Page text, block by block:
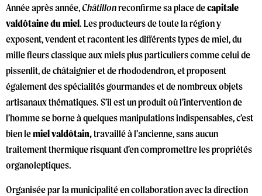
Année après année,Châtillonreconfirme sa place decapitale
valdôtaine du miel. Les producteurs de toute la région y
exposent, vendent et racontent les différents types de miel, du
mille fleurs classique aux miels plus particuliers comme celui de
pissenlit, de châtaignier et de rhododendron, et proposent
également des spécialités gourmandes et de nombreux objets
artisanaux thématiques. S’il est un produit où l’intervention de
l’homme se borne à quelques manipulations indispensables, c’est
bien lemiel valdôtain,travaillé à l’ancienne, sans aucun
traitement thermique risquant d’en compromettre les propriétés
organoleptiques.
Organisée par la municipalité en collaboration avec la direction